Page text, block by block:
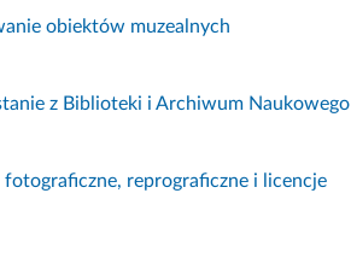
obiektów muzealnych
z Biblioteki i Archiwum Naukowego
fotograficzne, reprograficzne i licencje